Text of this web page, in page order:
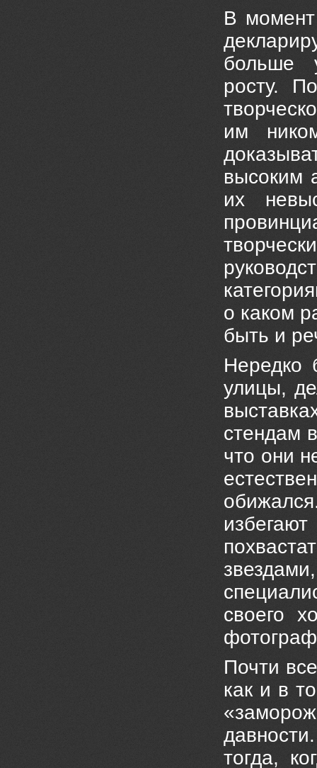
В
больше
росту.
им
высоким
их
о каком
быть и
Нередко
улицы,
стендам
что они
своего
Почти
как и в
тогда,